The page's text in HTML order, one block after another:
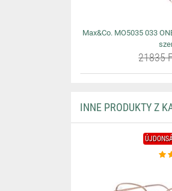
Max&Co. MO5035 033
21835
INNE PRODUKTY Z